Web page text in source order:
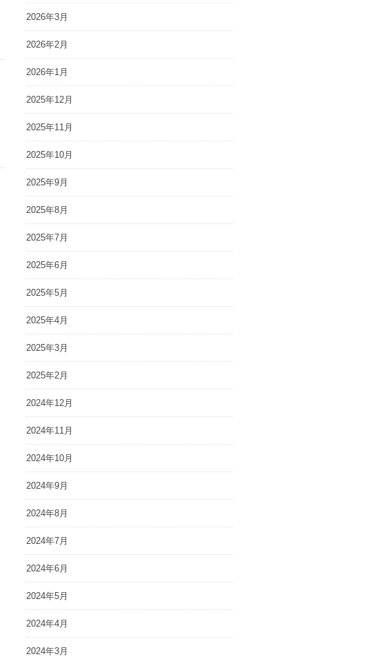
2026年3月
2026年2月
2026年1月
2025年12月
2025年11月
2025年10月
2025年9月
2025年8月
2025年7月
2025年6月
2025年5月
2025年4月
2025年3月
2025年2月
2024年12月
2024年11月
2024年10月
2024年9月
2024年8月
2024年7月
2024年6月
2024年5月
2024年4月
2024年3月